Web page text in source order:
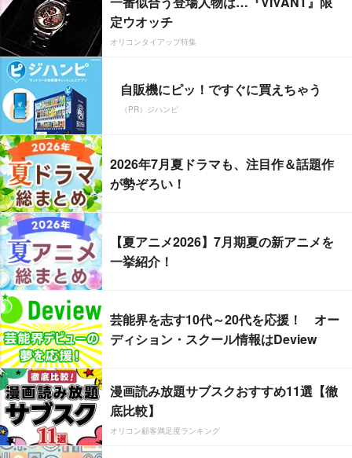
定ウオッチ
オリコンタイアップ特集
自販機にピッ！ですぐに買えちゃう
（PR）ジハンピ
2026年7月夏ドラマも、注目作＆話題作
が勢ぞろい！
【夏アニメ2026】7月期夏の新アニメを
一挙紹介！
芸能界を志す10代～20代を応援！ オー
ディション・スクール情報はDeview
漫画読み放題サブスクおすすめ11選【徹
底比較】
オリコン顧客満足度ランキング